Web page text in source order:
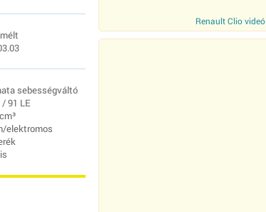
sebességváltó
91 LE
elektromos
Renault Clio videó